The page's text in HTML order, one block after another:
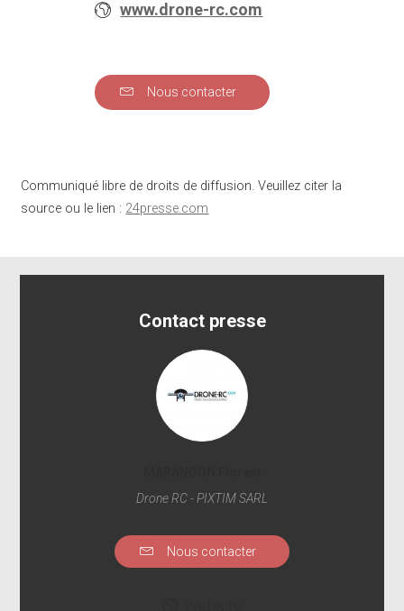
www.drone-rc.com
Nous contacter
Communiqué libre de droits de diffusion. Veuillez citer la
source ou le lien : 24presse.com
Contact presse
Drone RC - PIXTIM SARL
Nous contacter